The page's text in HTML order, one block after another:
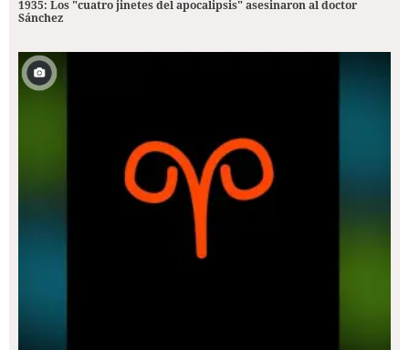
1935: Los "cuatro jinetes del apocalipsis" asesinaron al doctor
Sánchez